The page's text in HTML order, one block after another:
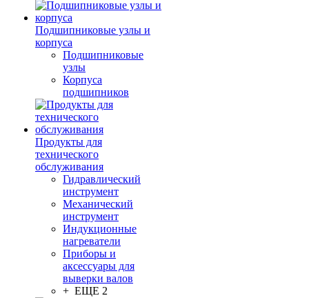
Подшипниковые узлы и
корпуса
Подшипниковые
узлы
Корпуса
подшипников
Продукты для
технического
обслуживания
Гидравлический
инструмент
Механический
инструмент
Индукционные
нагреватели
Приборы и
аксессуары для
выверки валов
+ ЕЩЕ 2